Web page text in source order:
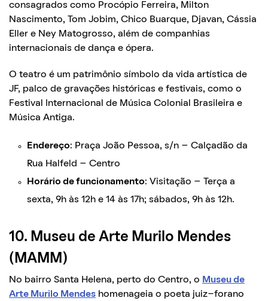
consagrados como Procópio Ferreira, Milton
Nascimento, Tom Jobim, Chico Buarque, Djavan, Cássia
Eller e Ney Matogrosso, além de companhias
internacionais de dança e ópera.
O teatro é um patrimônio símbolo da vida artística de
JF, palco de gravações históricas e festivais, como o
Festival Internacional de Música Colonial Brasileira e
Música Antiga.
Endereço: Praça João Pessoa, s/n – Calçadão da
Rua Halfeld – Centro
Horário de funcionamento: Visitação – Terça a
sexta, 9h às 12h e 14 às 17h; sábados, 9h às 12h.
10. Museu de Arte Murilo Mendes
(MAMM)
No bairro Santa Helena, perto do Centro, o Museu de
Arte Murilo Mendes homenageia o poeta juiz-forano